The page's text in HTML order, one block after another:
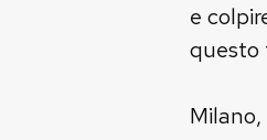
e
questo